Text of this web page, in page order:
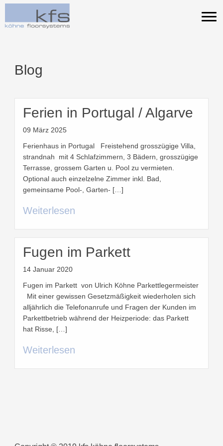
Zum
Blog
Ferien in Portugal / Algarve
09 März 2025
Ferienhaus in Portugal Freistehend grosszügige Villa,
strandnah mit 4 Schlafzimmern, 3 Bädern, grosszügige
Terrasse, grossem Garten u. Pool zu vermieten.
Optional auch einzelzelne Zimmer inkl. Bad,
gemeinsame Pool-, Garten- […]
Weiterlesen
Fugen im Parkett
14 Januar 2020
Fugen im Parkett von Ulrich Köhne Parkettlegermeister
Mit einer gewissen Gesetzmäßigkeit wiederholen sich
alljährlich die Telefonanrufe und Fragen der Kunden im
Parkettbetrieb während der Heizperiode: das Parkett
hat Risse, […]
Weiterlesen